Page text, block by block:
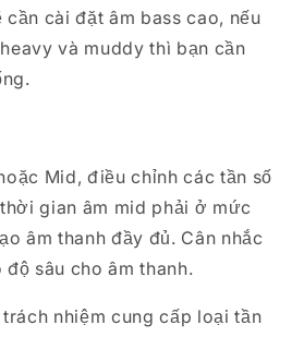
cần cài đặt âm bass cao, nếu
và muddy thì bạn cần
Mid, điều chỉnh các tần số
gian âm mid phải ở mức
âm thanh đầy đủ. Cân nhắc
sâu cho âm thanh.
nhiệm cung cấp loại tần